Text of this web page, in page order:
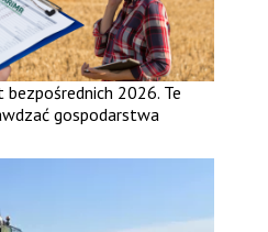
2026. Te
gospodarstwa